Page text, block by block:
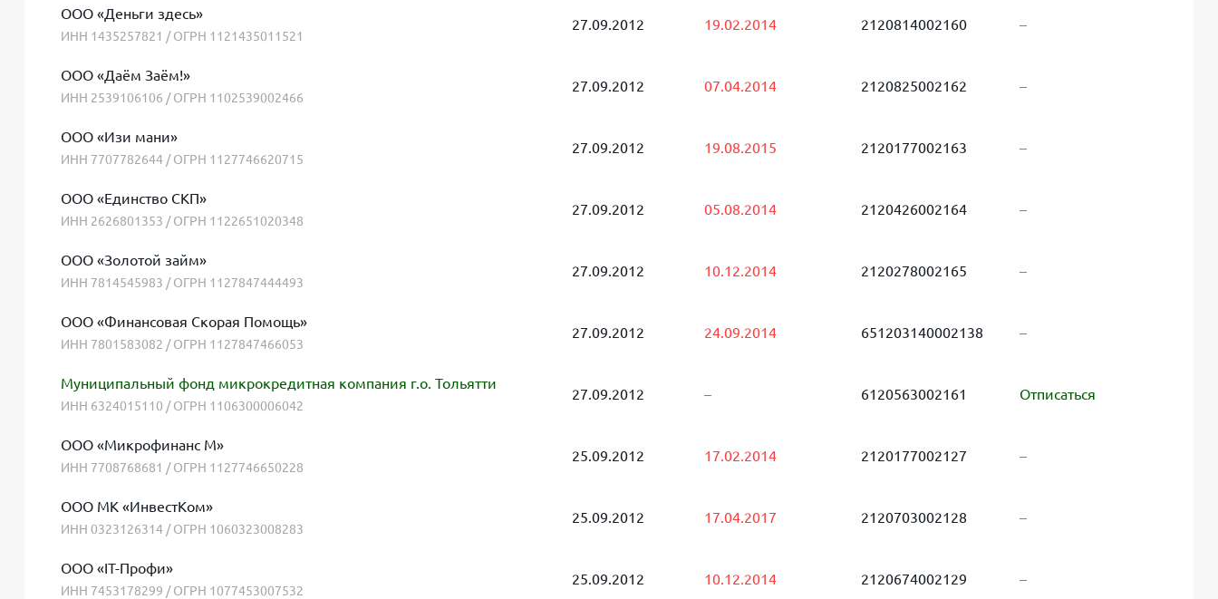
ООО «Деньги здесь»
ИНН 1435257821 / ОГРН 1121435011521
27.09.2012 19.02.2014 2120814002160 –
ООО «Даём Заём!»
ИНН 2539106106 / ОГРН 1102539002466
27.09.2012 07.04.2014 2120825002162 –
ООО «Изи мани»
ИНН 7707782644 / ОГРН 1127746620715
27.09.2012 19.08.2015 2120177002163 –
ООО «Единство СКП»
ИНН 2626801353 / ОГРН 1122651020348
27.09.2012 05.08.2014 2120426002164 –
ООО «Золотой займ»
ИНН 7814545983 / ОГРН 1127847444493
27.09.2012 10.12.2014 2120278002165 –
ООО «Финансовая Скорая Помощь»
ИНН 7801583082 / ОГРН 1127847466053
27.09.2012 24.09.2014 651203140002138 –
Муниципальный фонд микрокредитная компания г.о. Тольятти
ИНН 6324015110 / ОГРН 1106300006042
27.09.2012 – 6120563002161 Отписаться
ООО «Микрофинанс М»
ИНН 7708768681 / ОГРН 1127746650228
25.09.2012 17.02.2014 2120177002127 –
ООО МК «ИнвестКом»
ИНН 0323126314 / ОГРН 1060323008283
25.09.2012 17.04.2017 2120703002128 –
ООО «IT-Профи»
ИНН 7453178299 / ОГРН 1077453007532
25.09.2012 10.12.2014 2120674002129 –